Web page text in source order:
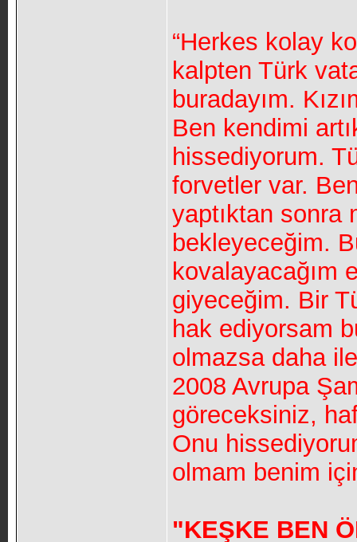
“Herkes kolay
kalpten Türk
buradayım.
Ben kendimi
hissediyorum.
forvetler var.
yaptıktan sonra
bekleyeceğim.
kovalayacağım
giyeceğim. Bir
hak ediyorsam
olmazsa daha
2008 Avrupa
göreceksiniz,
Onu
olmam benim
"KEŞKE BEN